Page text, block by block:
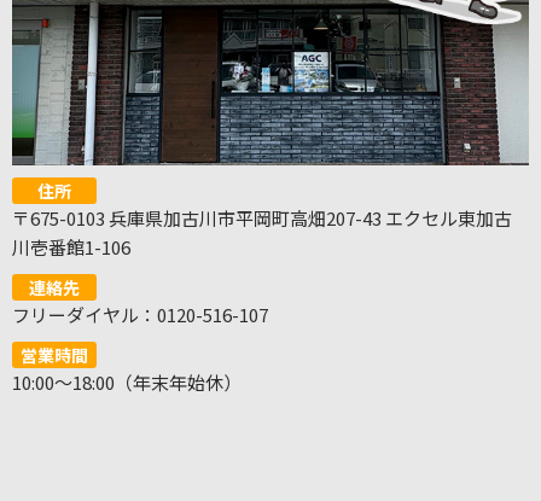
住所
〒675-0103 兵庫県加古川市平岡町高畑207-43 エクセル東加古
川壱番館1-106
連絡先
フリーダイヤル：0120-516-107
営業時間
10:00～18:00（年末年始休）